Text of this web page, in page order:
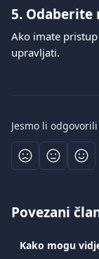
5. Odaberite
Ako imate
upravljati.
Jesmo li
Povezani
Kako mogu